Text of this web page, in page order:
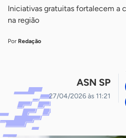
Iniciativas gratuitas fortalecem a
na região
Por Redação
ASN SP
27/04/2026 às 11:21